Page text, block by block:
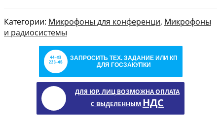
Категории: Микрофоны для конференци, Микрофоны
и радиосистемы
ЗАПРОСИТЬ ТЕХ. ЗАДАНИЕ ИЛИ КП
ДЛЯ ГОСЗАКУПКИ
ДЛЯ ЮР. ЛИЦ ВОЗМОЖНА ОПЛАТА
С ВЫДЕЛЕННЫМ НДС